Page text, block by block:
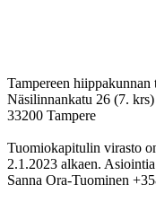
Tampereen
Näsilinnankatu 26 (7. krs)
33200 Tampere
Tuomiokapitulin virasto
2.1.2023 alkaen.
Sanna Ora-Tuominen